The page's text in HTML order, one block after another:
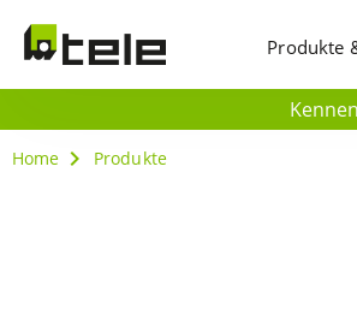
Produkte
Home Produkte